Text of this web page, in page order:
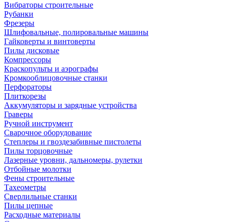
Вибраторы строительные
Рубанки
Фрезеры
Шлифовальные, полировальные машины
Гайковерты и винтоверты
Пилы дисковые
Компрессоры
Краскопульты и аэрографы
Кромкооблицовочные станки
Перфораторы
Плиткорезы
Аккумуляторы и зарядные устройства
Граверы
Ручной инструмент
Сварочное оборудование
Степлеры и гвоздезабивные пистолеты
Пилы торцовочные
Лазерные уровни, дальномеры, рулетки
Отбойные молотки
Фены строительные
Тахеометры
Сверлильные станки
Пилы цепные
Расходные материалы